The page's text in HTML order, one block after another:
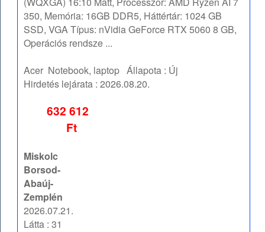
350, Memória: 16GB DDR5, Háttértár: 1024 GB
SSD, VGA Típus: nVidia GeForce RTX 5060 8 GB,
Operációs rendsze ...
Acer Notebook, laptop Állapota : Új
Hirdetés lejárata :2026.08.20.
632 612
Ft
Miskolc
Borsod-
Abaúj-
Zemplén
2026.07.21.
Látta : 31